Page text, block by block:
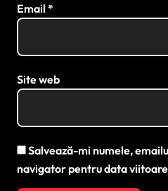
Email *
Site web
Salvează-mi numele,
navigator pentru data